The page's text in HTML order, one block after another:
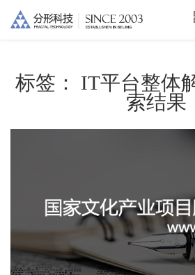
标签： IT平台整体
索结果